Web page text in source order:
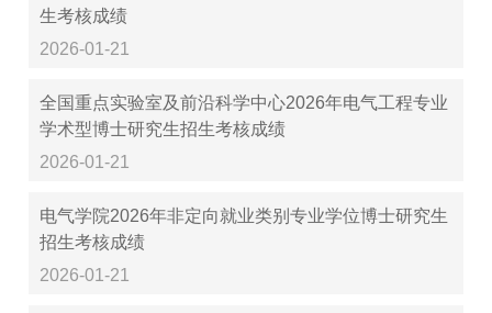
生考核成绩
2026-01-21
全国重点实验室及前沿科学中心2026年电气工程专业
学术型博士研究生招生考核成绩
2026-01-21
电气学院2026年非定向就业类别专业学位博士研究生
招生考核成绩
2026-01-21